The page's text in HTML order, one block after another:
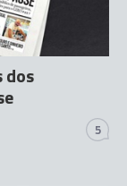
dos
5